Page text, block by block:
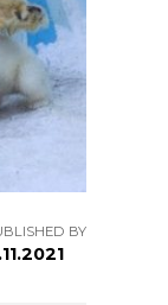
BY